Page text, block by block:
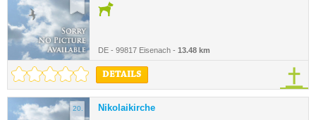
DE - 99817 Eisenach - 13.48 km
DETAILS
20. Nikolaikirche